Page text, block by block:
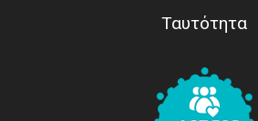
Ταυτότητα